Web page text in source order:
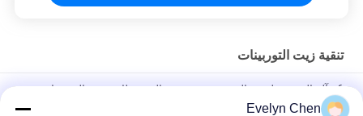
تنقية زيت التوربينات
6 - آلة الترشيح لزيت التوربين ذو درجة عالية ، نظام تفريغ التوربينات
عالية الدقةEvelyn Chen